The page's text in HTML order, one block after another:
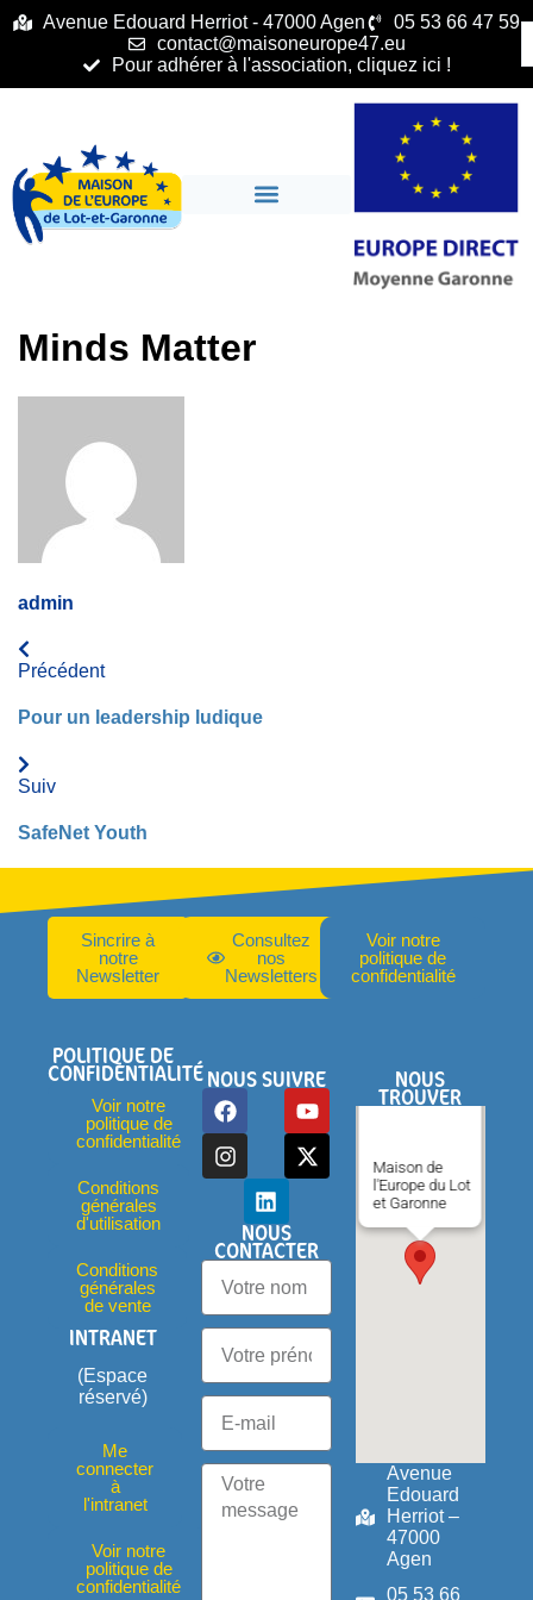
principalAvenue Edouard Herriot - 47000 Agen
05 53 66 47 59
contact@maisoneurope47.eu
Pour adhérer à l'association, cliquez ici !
Minds Matter
admin
Précédent
Pour un leadership ludique
Suiv
SafeNet Youth
Sincrire à
notre
Newsletter
Consultez
nos
Newsletters
Voir notre
politique de
confidentialité
POLITIQUE DE
CONFIDENTIALITÉ
Voir notre
politique de
confidentialité
Conditions
générales
d'utilisation
Conditions
générales
de vente
INTRANET
(Espace
réservé)
Me
connecter
à
l'intranet
Voir notre
politique de
confidentialité
NOUS SUIVRE
NOUS
CONTACTER
NOUS
TROUVER
Maison de
l'Europe du Lot
et Garonne
Avenue
Edouard
Herriot –
47000
Agen
05 53 66